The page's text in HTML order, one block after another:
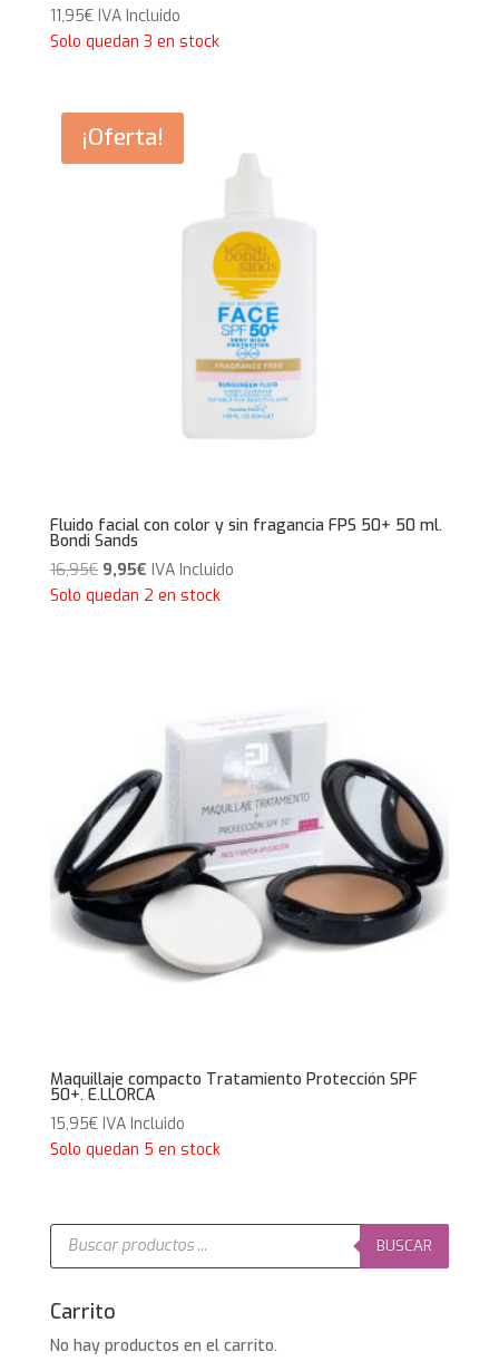
11,95€ IVA Incluido
Solo quedan 3 en stock
¡Oferta!
Fluido facial con color y sin fragancia FPS 50+ 50 ml.
Bondi Sands
16,95€ El
precio
9,95€El
precio
IVA Incluido
Solo quedan 2 en stock
Maquillaje compacto Tratamiento Protección SPF
50+. E.LLORCA
15,95€ IVA Incluido
Solo quedan 5 en stock
Búsqueda
productos
BUSCAR
Carrito
No hay productos en el carrito.